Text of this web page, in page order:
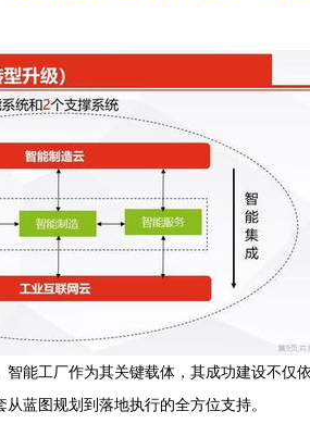
能工厂作为其关键载体，其成功建设不仅
蓝图规划到落地执行的全方位支持。